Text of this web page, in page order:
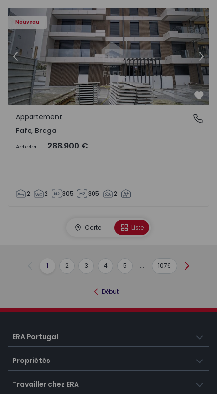
Nouveau
Précédent
Fafe, Braga
Appartement
Fafe, Braga
Acheter 288.900 €
2 2 305 305 2
Carte Liste
Précédent
1 2 3 4 5 ... 1076 Suivant
Début
ERA Portugal
Propriétés
Travailler chez ERA